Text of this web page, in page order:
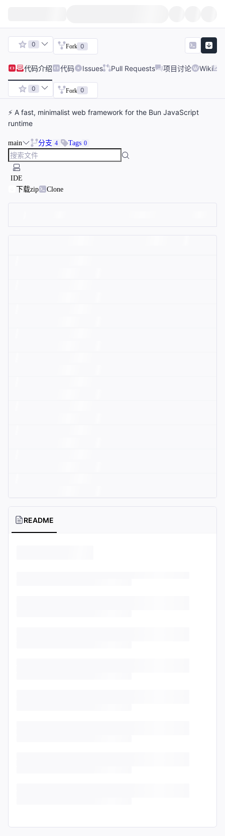
0 Fork 0
代码介绍 代码 Issues Pull Requests 项目讨论 Wiki
0 Fork 0
⚡️ A fast, minimalist web framework for the Bun JavaScript
runtime
main 分支 4 Tags 0
IDE
下载zip
Clone
README